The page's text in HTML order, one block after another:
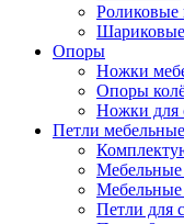
Опоры
Ножки
Опоры
Ножки для
Петли мебельные
Мебельные
Мебельные
Петли для